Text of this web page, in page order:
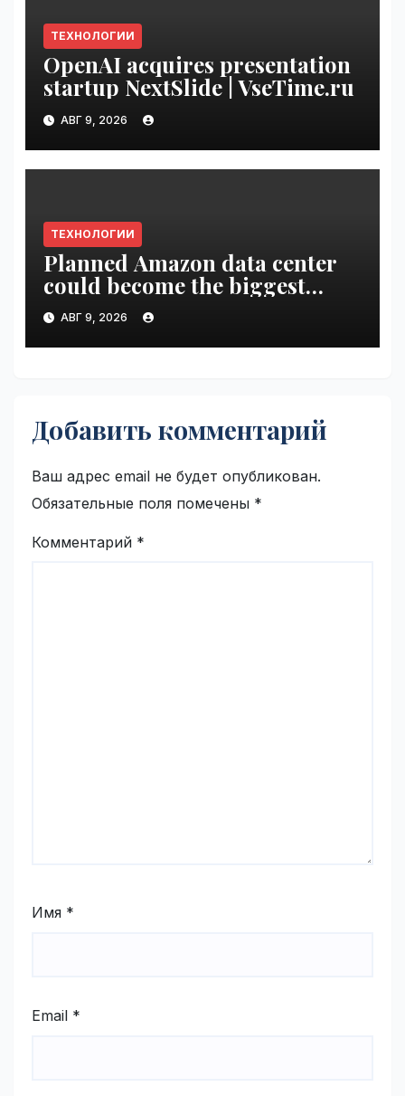
ТЕХНОЛОГИИ
OpenAI acquires presentation
startup NextSlide | VseTime.ru
АВГ 9, 2026
ТЕХНОЛОГИИ
Planned Amazon data center
could become the biggest
climate polluter in the U.S. |
VseTime.ru
АВГ 9, 2026
Добавить комментарий
Ваш адрес email не будет опубликован.
Обязательные поля помечены *
Комментарий *
Имя *
Email *